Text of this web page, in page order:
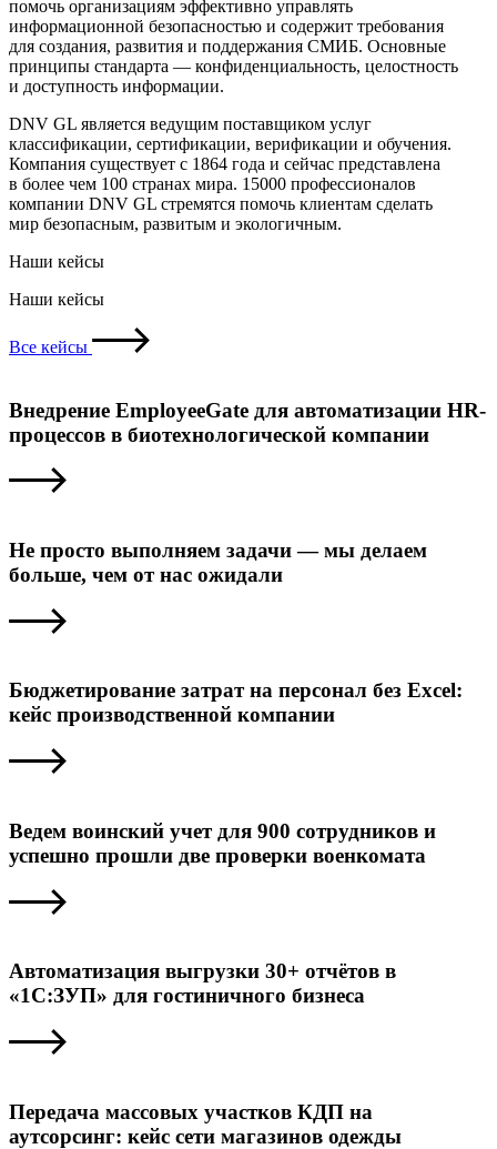
помочь организациям эффективно управлять
информационной безопасностью и содержит требования
для создания, развития и поддержания СМИБ. Основные
принципы стандарта — конфиденциальность, целостность
и доступность информации.
DNV GL является ведущим поставщиком услуг
классификации, сертификации, верификации и обучения.
Компания существует с 1864 года и сейчас представлена
в более чем 100 странах мира. 15000 профессионалов
компании DNV GL стремятся помочь клиентам сделать
мир безопасным, развитым и экологичным.
Наши кейсы
Наши кейсы
Все кейсы
Внедрение EmployeeGate для автоматизации HR-
процессов в биотехнологической компании
Не просто выполняем задачи — мы делаем
больше, чем от нас ожидали
Бюджетирование затрат на персонал без Excel:
кейс производственной компании
Ведем воинский учет для 900 сотрудников и
успешно прошли две проверки военкомата
Автоматизация выгрузки 30+ отчётов в
«1С:ЗУП» для гостиничного бизнеса
Передача массовых участков КДП на
аутсорсинг: кейс сети магазинов одежды